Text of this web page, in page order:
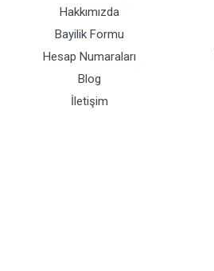
Hakkımızda
Bayilik Formu
Hesap Numaraları
Blog
İletişim